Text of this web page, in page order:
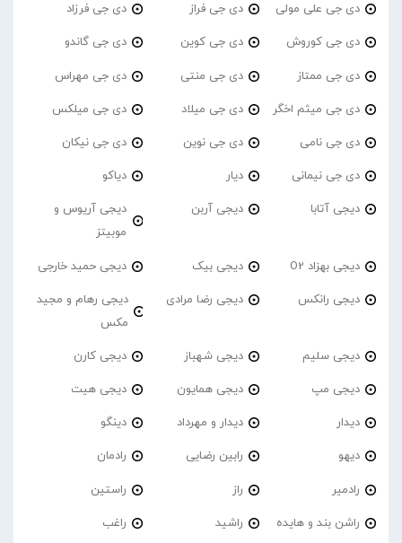
دی جی علی مولی دی جی فراز دی جی فرزاد
دی جی کوروش دی جی کوین دی جی گاندو
دی جی ممتاز دی جی منتی دی جی مهراس
دی جی میثم اخگر دی جی میلاد دی جی میلکس
دی جی نامی دی جی نوین دی جی نیکان
دی جی نیمانی دیار دیاکو
دیجی آتابا دیجی آربن
دیجی آریوس و
موبیتز
دیجی بهزاد O2 دیجی بیک دیجی حمید خارجی
دیجی رانکس دیجی رضا مرادی
دیجی رهام و مجید
مکس
دیجی سلیم دیجی شهباز دیجی کارن
دیجی مپ دیجی همایون دیجی هیت
دیدار دیدار و مهرداد دینگو
دیهو رابین رضایی رادمان
رادمیر راز راستین
راشن بند و هایده راشید راغب